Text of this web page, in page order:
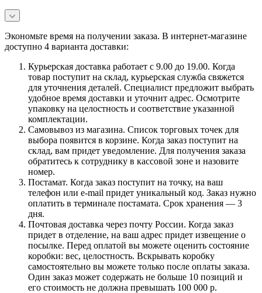
Экономьте время на получении заказа. В интернет-магазине
доступно 4 варианта доставки:
Курьерская доставка работает с 9.00 до 19.00. Когда
товар поступит на склад, курьерская служба свяжется
для уточнения деталей. Специалист предложит выбрать
удобное время доставки и уточнит адрес. Осмотрите
упаковку на целостность и соответствие указанной
комплектации.
Самовывоз из магазина. Список торговых точек для
выбора появится в корзине. Когда заказ поступит на
склад, вам придет уведомление. Для получения заказа
обратитесь к сотруднику в кассовой зоне и назовите
номер.
Постамат. Когда заказ поступит на точку, на ваш
телефон или e-mail придет уникальный код. Заказ нужно
оплатить в терминале постамата. Срок хранения — 3
дня.
Почтовая доставка через почту России. Когда заказ
придет в отделение, на ваш адрес придет извещение о
посылке. Перед оплатой вы можете оценить состояние
коробки: вес, целостность. Вскрывать коробку
самостоятельно вы можете только после оплаты заказа.
Один заказ может содержать не больше 10 позиций и
его стоимость не должна превышать 100 000 р.